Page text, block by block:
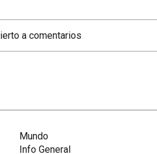
a comentarios
Mundo
Info General